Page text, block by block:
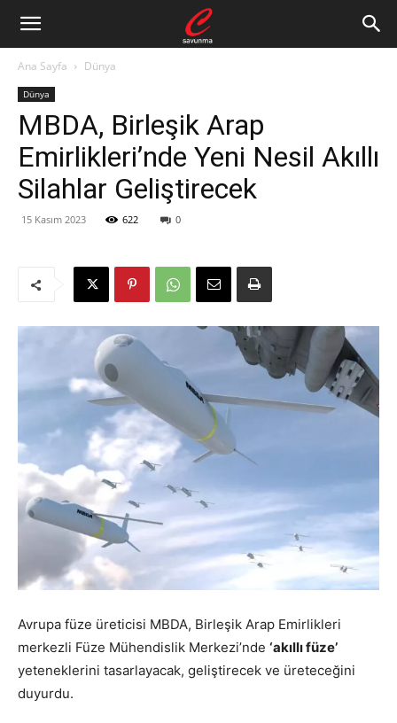
Ana Sayfa Dünya
Dünya
MBDA, Birleşik Arap
Emirlikleri’nde Yeni Nesil Akıllı
Silahlar Geliştirecek
15 Kasım 2023 622 0
Avrupa füze üreticisi MBDA, Birleşik Arap Emirlikleri
merkezli Füze Mühendislik Merkezi’nde ‘akıllı füze’
yeteneklerini tasarlayacak, geliştirecek ve üreteceğini
duyurdu.